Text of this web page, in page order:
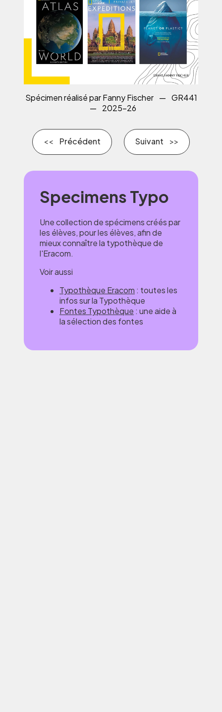
Spécimen réalisé par Fanny Fischer — GR441
—
2025-26
Précédent Suivant
Specimens Typo
Une collection de spécimens créés par
les élèves, pour les élèves, afin de
mieux connaître la typothèque de
l'Eracom.
Voir aussi
Typothèque Eracom : toutes les
infos sur la Typothèque
Fontes Typothèque : une aide à
la sélection des fontes